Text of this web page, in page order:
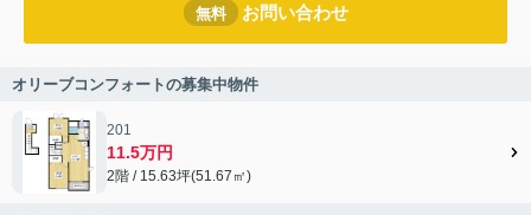
無料 お問い合わせ
オリーブコンフォートの募集中物件
201
11.5万円
2階 / 15.63坪(51.67㎡)